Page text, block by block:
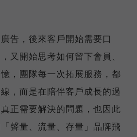
告，後來客戶開始需要口
又開始思考如何留下會員、
，團隊每一次拓展服務，都
，而是在陪伴客戶成長的過
正需要解決的問題，也因此
聲量、流量、存量」品牌飛